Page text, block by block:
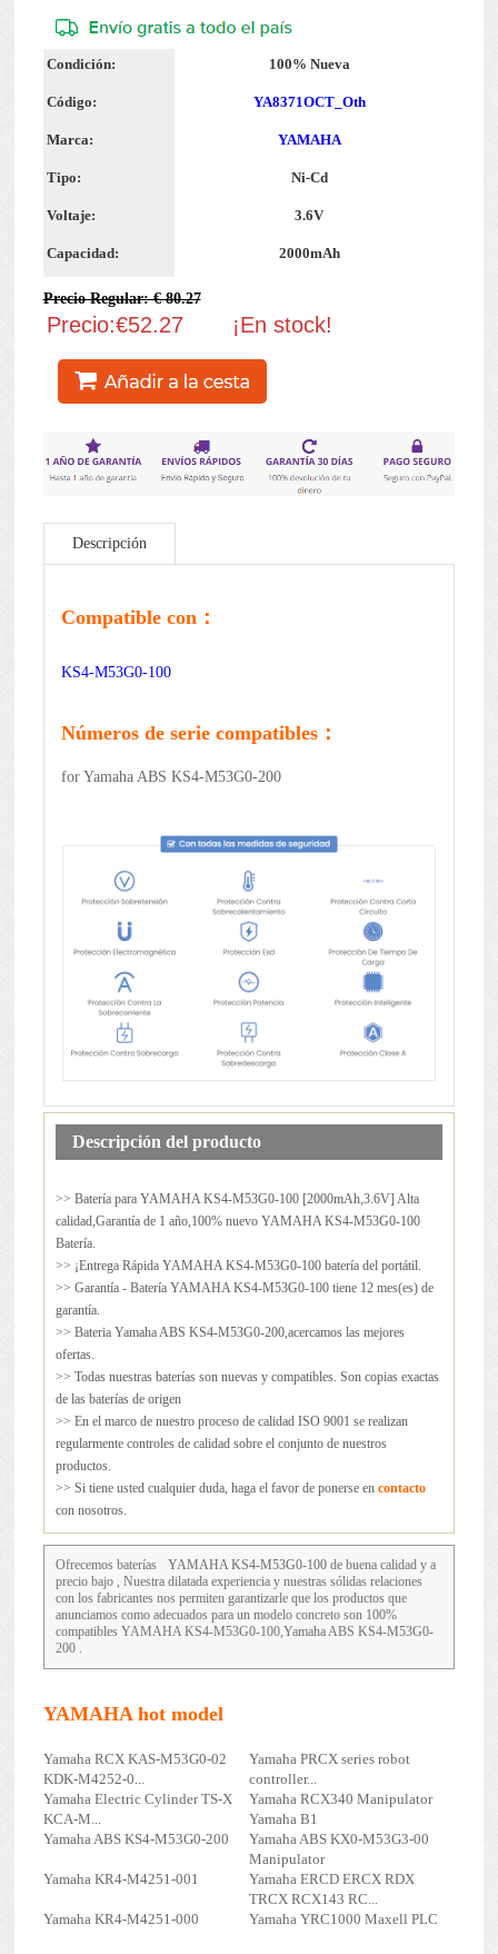
Condición: 100% Nueva
Código: YA8371OCT_Oth
Marca: YAMAHA
Tipo: Ni-Cd
Voltaje: 3.6V
Capacidad: 2000mAh
Precio Regular: € 80.27
Precio:€52.27 ¡En stock!
Descripción
Compatible con：
KS4-M53G0-100
Números de serie compatibles：
for Yamaha ABS KS4-M53G0-200
Descripción del producto
>> Batería para YAMAHA KS4-M53G0-100[2000mAh,3.6V] Alta
calidad,Garantía de 1 año,100% nuevo YAMAHA KS4-M53G0-100
Batería.
>> ¡Entrega Rápida YAMAHA KS4-M53G0-100 batería del portátil.
>> Garantía - Batería YAMAHA KS4-M53G0-100 tiene 12 mes(es) de
garantía.
>> Bateria Yamaha ABS KS4-M53G0-200,acercamos las mejores
ofertas.
>> Todas nuestras baterías son nuevas y compatibles. Son copias exactas
de las baterías de origen
>> En el marco de nuestro proceso de calidad ISO 9001 se realizan
regularmente controles de calidad sobre el conjunto de nuestros
productos.
>> Si tiene usted cualquier duda, haga el favor de ponerse en contacto
con nosotros.
Ofrecemos baterías YAMAHA KS4-M53G0-100de buena calidad y a
precio bajo , Nuestra dilatada experiencia y nuestras sólidas relaciones
con los fabricantes nos permiten garantizarle que los productos que
anunciamos como adecuados para un modelo concreto son 100%
compatibles YAMAHA KS4-M53G0-100,Yamaha ABS KS4-M53G0-
200 .
YAMAHA hot model
Yamaha RCX KAS-M53G0-02
KDK-M4252-0...
Yamaha PRCX series robot
controller...
Yamaha Electric Cylinder TS-X
KCA-M...
Yamaha RCX340 Manipulator
Yamaha B1
Yamaha ABS KS4-M53G0-200
Yamaha ABS KX0-M53G3-00
Manipulator
Yamaha KR4-M4251-001
Yamaha ERCD ERCX RDX
TRCX RCX143 RC...
Yamaha KR4-M4251-000
Yamaha YRC1000 Maxell PLC